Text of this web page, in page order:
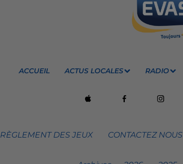
ACCUEIL ACTUS LOCALES RADIO
RÈGLEMENT DES JEUX CONTACTEZ NOUS